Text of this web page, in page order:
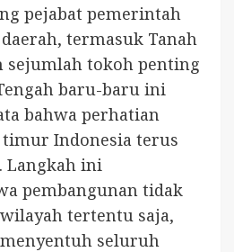
pejabat pemerintah
termasuk Tanah
sejumlah tokoh penting
baru-baru ini
bahwa perhatian
Indonesia terus
Langkah ini
pembangunan tidak
tertentu saja,
seluruh